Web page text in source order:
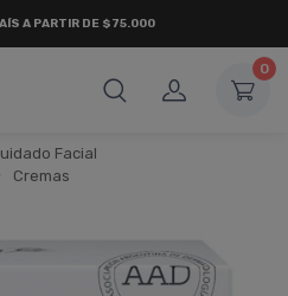
0
Facial
Cremas